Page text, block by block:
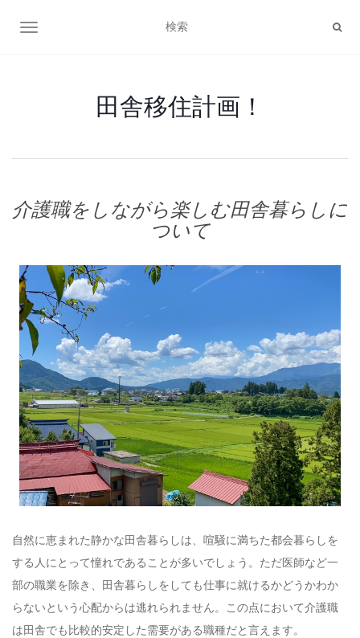
ナビゲーション切り替え
田舎移住計画！
介護職をしながら楽しむ田舎暮らしに
ついて
自然に恵まれた静かな田舎暮らしは、喧騒に満ちた都会暮らしを
する人にとって憧れであることが多いでしょう。ただ医師など一
部の職業を除き、田舎暮らしをしても仕事に就けるかどうかわか
らないという心配からは逃れられません。この点において介護職
は田舎でも比較的安定した需要がある職種だと言えます。